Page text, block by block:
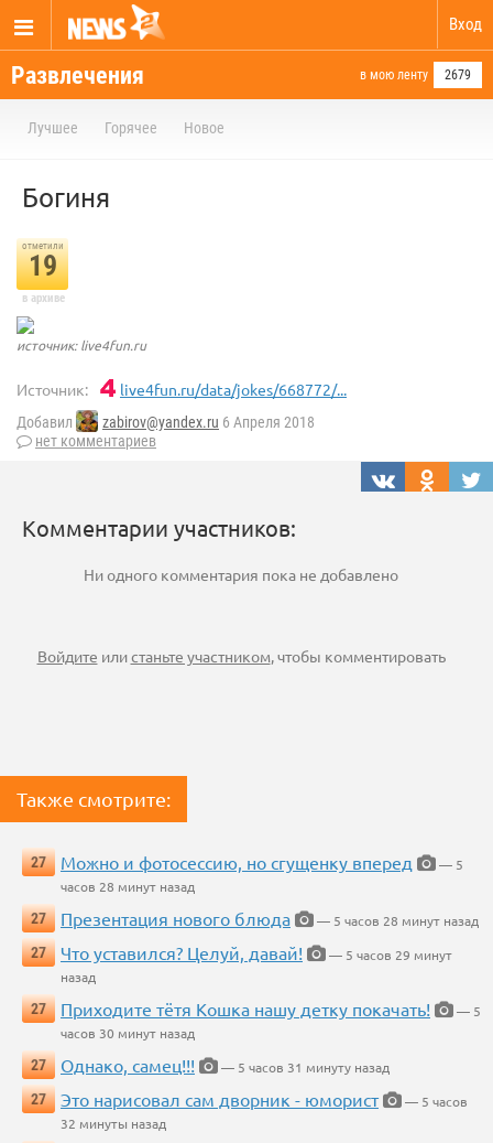
Вход
Развлечения в мою ленту 2679
Лучшее Горячее Новое
Богиня
отметили
19
в архиве
источник: live4fun.ru
Источник: live4fun.ru/data/jokes/668772/...
Добавил zabirov@yandex.ru 6 Апреля 2018
нет комментариев
Комментарии участников:
Ни одного комментария пока не добавлено
Войдите илистаньте участником, чтобы комментировать
Также смотрите:
27 Можно и фотосессию, но сгущенку вперед
— 5
часов 28 минут назад
27
Презентация нового блюда
— 5 часов 28 минут назад
27
Что уставился? Целуй, давай!
— 5 часов 29 минут
назад
27
Приходите тётя Кошка нашу детку покачать!
— 5
часов 30 минут назад
27
Однако, самец!!!
— 5 часов 31 минуту назад
27
Это нарисовал сам дворник - юморист
— 5 часов
32 минуты назад